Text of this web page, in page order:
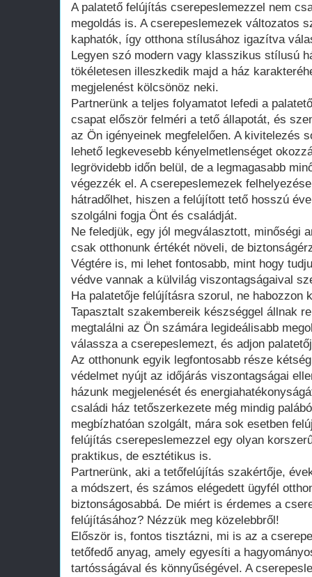
A palatető felújítás cserepeslemezzel nem
megoldás is. A cserepeslemezek változatos
kaphatók, így otthona stílusához igazítva
Legyen szó modern vagy klasszikus stílusú
tökéletesen illeszkedik majd a ház
megjelenést kölcsönöz neki.
Partnerünk a teljes folyamatot lefedi a
csapat először felméri a tető állapotát, és
az Ön igényeinek megfelelően. A kivitelezés
lehető legkevesebb kényelmetlenséget
legrövidebb időn belül, de a legmagasabb
végezzék el. A cserepeslemezek
hátradőlhet, hiszen a felújított tető hosszú
szolgálni fogja Önt és családját.
Ne feledjük, egy jól megválasztott, minőségi
csak otthonunk értékét növeli, de
Végtére is, mi lehet fontosabb, mint hogy
védve vannak a külvilág viszontagságaival
Ha palatetője felújításra szorul, ne habozzon
Tapasztalt szakembereik készséggel állnak
megtalálni az Ön számára legideálisabb
válassza a cserepeslemezt, és adjon
Az otthonunk egyik legfontosabb része
védelmet nyújt az időjárás viszontagságai
házunk megjelenését és
családi ház tetőszerkezete még mindig
megbízhatóan szolgált, mára sok esetben
felújítás cserepeslemezzel egy olyan
praktikus, de esztétikus is.
Partnerünk, aki a tetőfelújítás szakértője,
a módszert, és számos elégedett ügyfél
biztonságosabbá. De miért is érdemes a
felújításához? Nézzük meg közelebbről!
Először is, fontos tisztázni, mi is az a
tetőfedő anyag, amely egyesíti a
tartósságával és könnyűségével. A